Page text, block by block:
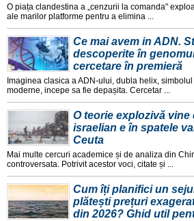
O piața clandestina a „cenzurii la comanda"
ale marilor platforme pentru a elimina ...
Ce mai avem in ADN.
descoperite în
cercetare în premieră
Imaginea clasica a ADN-ului, dubla helix,
moderne, incepe sa fie depașita. Cercetar ...
O teorie explozivă
israelian e în spatele
Ceuta
Mai multe cercuri academice și de analiza din
controversata. Potrivit acestor voci, citate și ...
Cum îți planifici un
plătești prețuri
din 2026? Ghid util